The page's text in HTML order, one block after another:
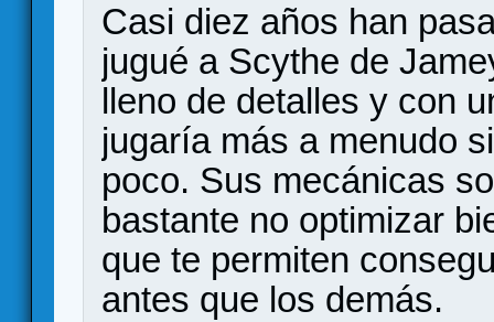
Casi diez años han
jugué a Scythe de
lleno de detalles y con
jugaría más a menudo
poco. Sus mecánicas
bastante no optimizar
que te permiten
antes que los demás.